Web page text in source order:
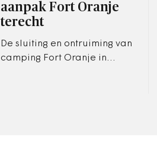
aanpak Fort Oranje
terecht
De sluiting en ontruiming van
camping Fort Oranje in